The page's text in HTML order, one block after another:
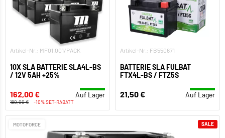
Artikel-Nr.: MF01.001/PACK
10X SLA BATTERIE SLA4L-BS
/ 12V 5AH +25%
162,00 € Auf Lager
180,00 € -10% SET-RABATT
MOTOFORCE SALE
Artikel-Nr.: FB550671
BATTERIE SLA FULBAT
FTX4L-BS / FTZ5S
21,50 € Auf Lager